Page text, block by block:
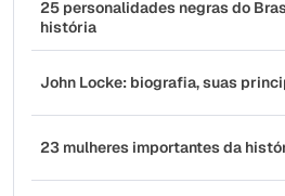
25 personalidades negras do
história
John Locke: biografia, suas
23 mulheres importantes da